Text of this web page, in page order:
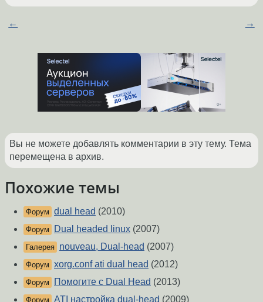
← →
Вы не можете добавлять комментарии в эту тему. Тема
перемещена в архив.
Похожие темы
Форум dual head (2010)
Форум Dual headed linux (2007)
Галерея nouveau, Dual-head (2007)
Форум xorg.conf ati dual head (2012)
Форум Помогите с Dual Head (2013)
Форум ATI настройка dual-head (2009)